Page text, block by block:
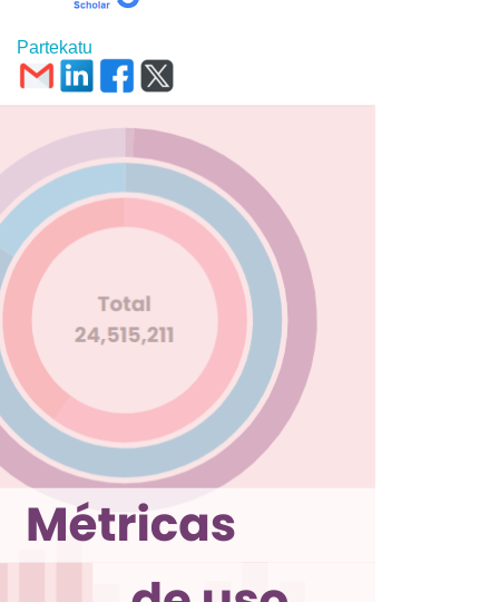
Partekatu